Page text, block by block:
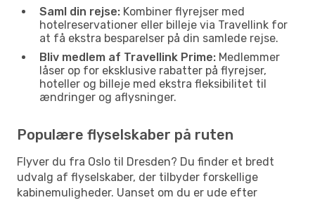
Saml din rejse: Kombiner flyrejser med
hotelreservationer eller billeje via Travellink for
at få ekstra besparelser på din samlede rejse.
Bliv medlem af Travellink Prime: Medlemmer
låser op for eksklusive rabatter på flyrejser,
hoteller og billeje med ekstra fleksibilitet til
ændringer og aflysninger.
Populære flyselskaber på ruten
Flyver du fra Oslo til Dresden? Du finder et bredt
udvalg af flyselskaber, der tilbyder forskellige
kabinemuligheder. Uanset om du er ude efter